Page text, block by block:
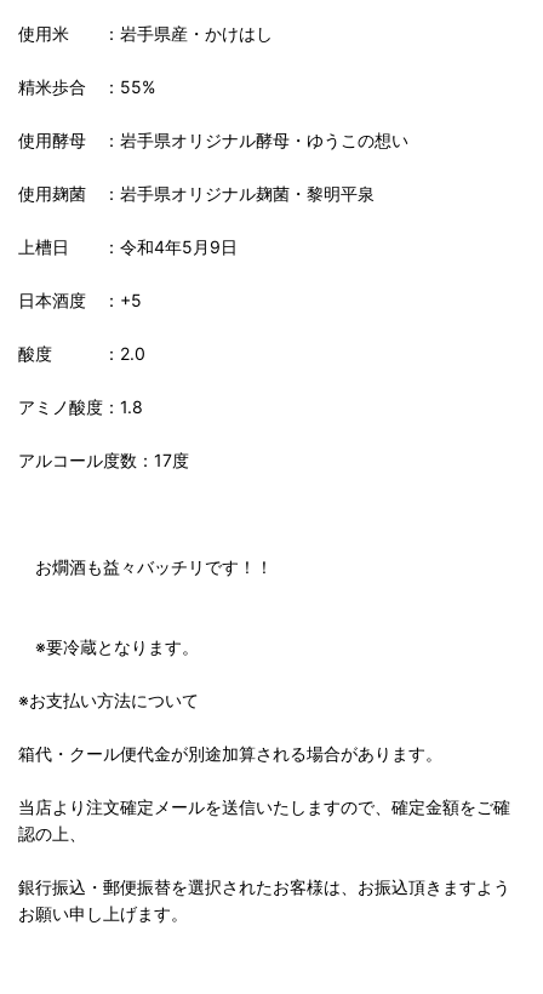
使用米 ：岩手県産・かけはし
精米歩合 ：55%
使用酵母 ：岩手県オリジナル酵母・ゆうこの想い
使用麹菌 ：岩手県オリジナル麹菌・黎明平泉
上槽日 ：令和4年5月9日
日本酒度 ：+5
酸度 ：2.0
アミノ酸度：1.8
アルコール度数：17度
お燗酒も益々バッチリです！！
※要冷蔵となります。
※お支払い方法について
箱代・クール便代金が別途加算される場合があります。
当店より注文確定メールを送信いたしますので、確定金額をご確
認の上、
銀行振込・郵便振替を選択されたお客様は、お振込頂きますよう
お願い申し上げます。